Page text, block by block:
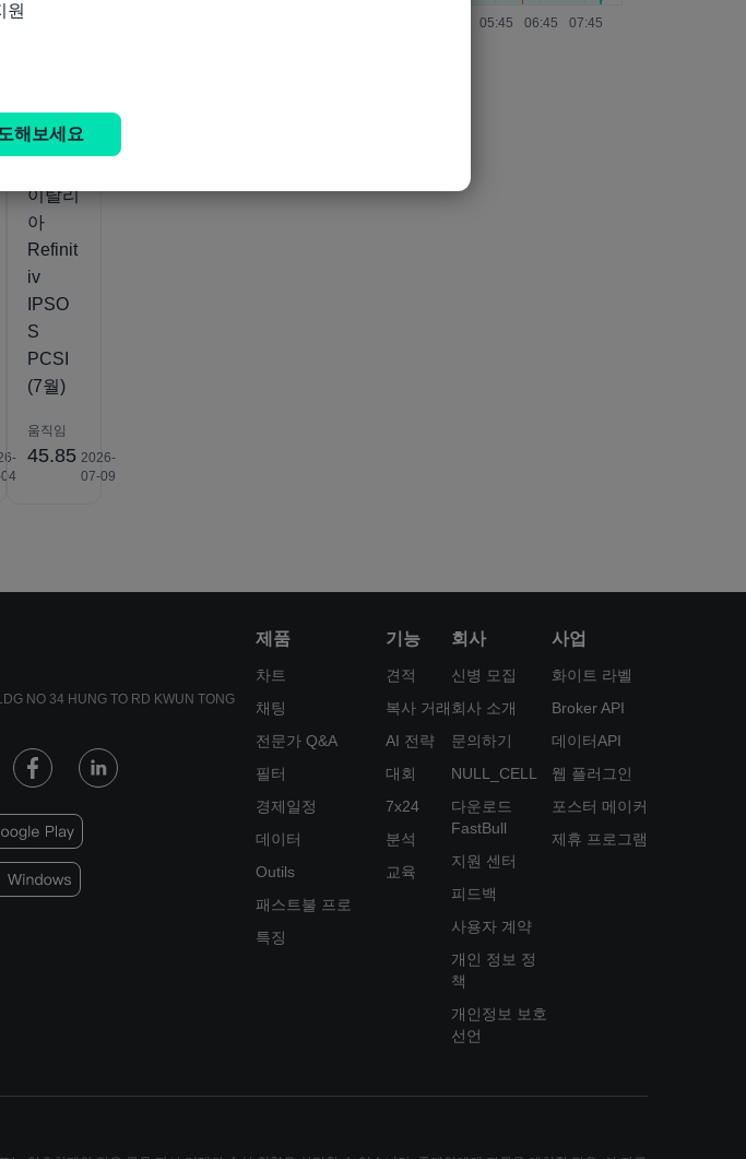
이탈리
아
Refinit
iv
IPSO
S
PCSI
(7월)
움직임
45.85 2026-
07-09
NO 34 HUNG TO RD KWUN TONG
제품
차트
채팅
전문가 Q&A
필터
경제일정
데이터
Outils
패스트불 프로
특징
기능
견적
복사 거래
AI 전략
대회
7x24
분석
교육
회사
신병 모집
회사 소개
문의하기
NULL_CELL
다운로드
FastBull
지원 센터
피드백
사용자 계약
개인 정보 정
책
개인정보 보호
선언
사업
화이트 라벨
Broker API
데이터API
웹 플러그인
포스터 메이커
제휴 프로그램
원
해보세요